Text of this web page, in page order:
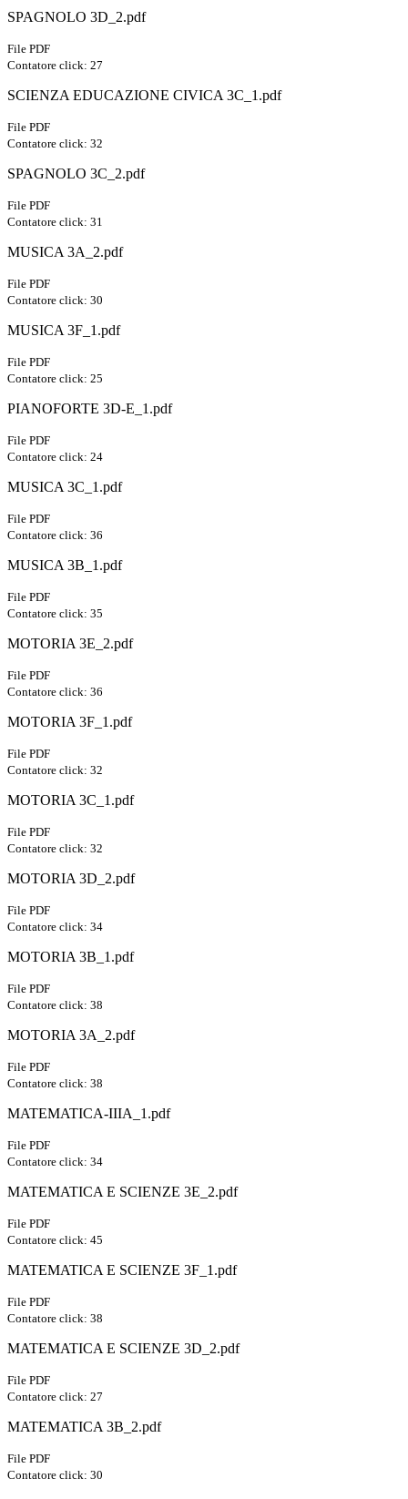
SPAGNOLO 3D_2.pdf
File PDF
Contatore click: 27
SCIENZA EDUCAZIONE CIVICA 3C_1.pdf
File PDF
Contatore click: 32
SPAGNOLO 3C_2.pdf
File PDF
Contatore click: 31
MUSICA 3A_2.pdf
File PDF
Contatore click: 30
MUSICA 3F_1.pdf
File PDF
Contatore click: 25
PIANOFORTE 3D-E_1.pdf
File PDF
Contatore click: 24
MUSICA 3C_1.pdf
File PDF
Contatore click: 36
MUSICA 3B_1.pdf
File PDF
Contatore click: 35
MOTORIA 3E_2.pdf
File PDF
Contatore click: 36
MOTORIA 3F_1.pdf
File PDF
Contatore click: 32
MOTORIA 3C_1.pdf
File PDF
Contatore click: 32
MOTORIA 3D_2.pdf
File PDF
Contatore click: 34
MOTORIA 3B_1.pdf
File PDF
Contatore click: 38
MOTORIA 3A_2.pdf
File PDF
Contatore click: 38
MATEMATICA-IIIA_1.pdf
File PDF
Contatore click: 34
MATEMATICA E SCIENZE 3E_2.pdf
File PDF
Contatore click: 45
MATEMATICA E SCIENZE 3F_1.pdf
File PDF
Contatore click: 38
MATEMATICA E SCIENZE 3D_2.pdf
File PDF
Contatore click: 27
MATEMATICA 3B_2.pdf
File PDF
Contatore click: 30